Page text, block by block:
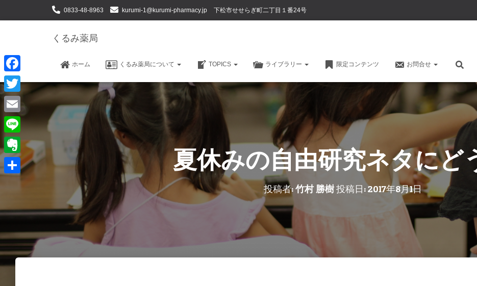
0833-48-8963 kurumi-1@kurumi-pharmacy.jp 下松市せせらぎ町二丁目１番24号
くるみ薬局
ホーム くるみ薬局について TOPICS ライブラリー 限定コンテンツ お問合せ
夏休みの自由研究ネタにど
投稿者:竹村 勝樹投稿日:2017年8月1日
F
a
c
e
b
o
T
w
i
E
m
a
L
i
n
E
r
o